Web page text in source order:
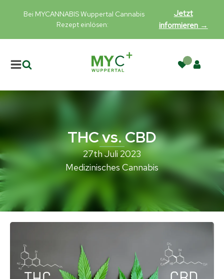
Bei MYCANNABIS Wuppertal Cannabis
Rezept einlösen:
Jetzt
informieren →
THC vs. CBD
27th Juli 2023
Medizinisches Cannabis